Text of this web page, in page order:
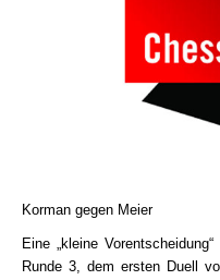
Korman gegen Meier
Eine „kleine
Runde 3, dem ersten Duell